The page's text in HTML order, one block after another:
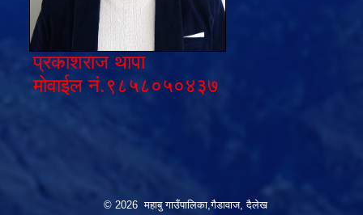
प्रकाशराज थापा
मोवाईल नं.९८५८०५०४३७
© 2026 महाबु गाउँपालिका,गैडावाज, दैलेख